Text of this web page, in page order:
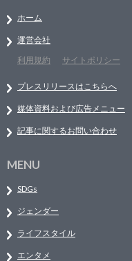
ホーム
運営会社
利用規約
サイトポリシー
プレスリリースはこちらへ
媒体資料および広告メニュー
記事に関するお問い合わせ
MENU
SDGs
ジェンダー
ライフスタイル
エンタメ